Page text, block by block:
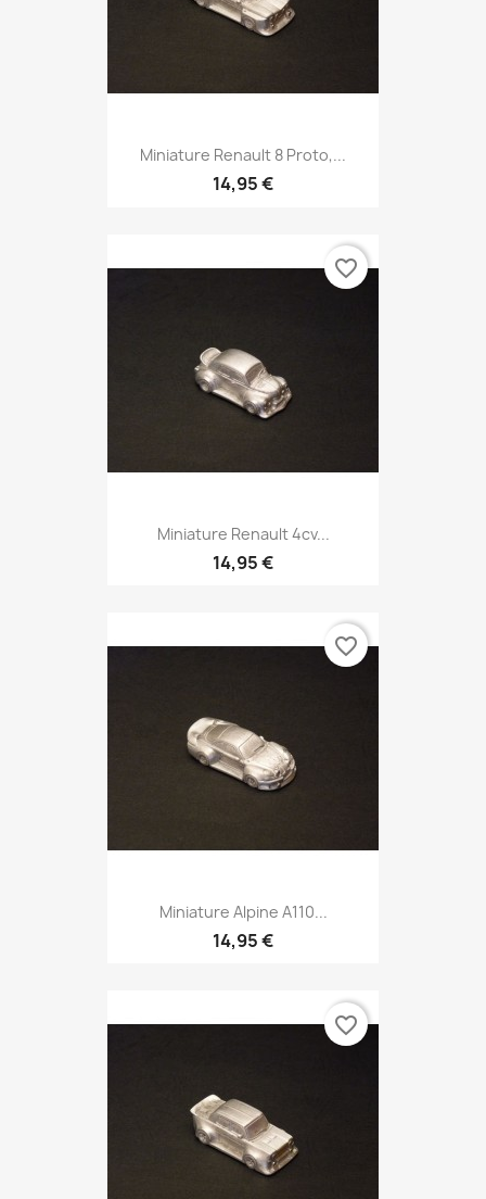
Miniature Renault 8 Proto,...
14,95 €
Miniature Renault 4cv...
14,95 €
favorite_border
Miniature Alpine A110...
14,95 €
favorite_border
favorite_border